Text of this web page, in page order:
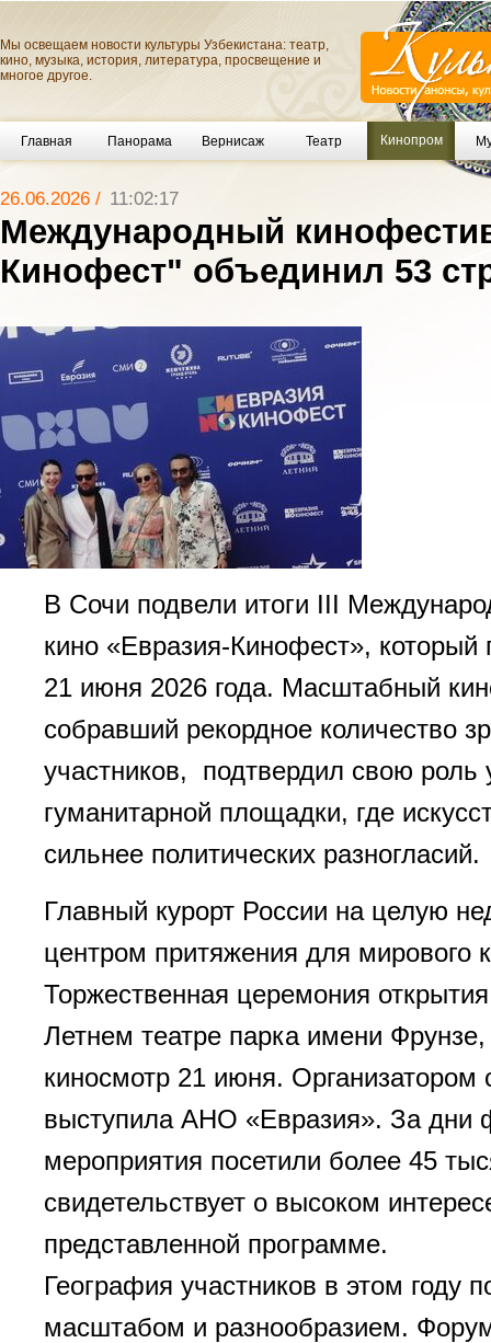
Мы освещаем новости культуры Узбекистана: театр,
кино, музыка, история, литература, просвещение и
многое другое.
Главная Панорама Вернисаж Театр Кинопром
26.06.2026 / 11:02:17
Международный
Кинофест" объединил 53
В Сочи подвели итоги III
кино «Евразия-Кинофест», который
21 июня 2026 года. Масштабный
собравший рекордное количество
участников, подтвердил свою роль
гуманитарной площадки, где
сильнее политических разногласий.
Главный курорт России на целую
центром притяжения для мирового
Торжественная церемония
Летнем театре парка имени
киносмотр 21 июня. Организатором
выступила АНО «Евразия». За дни
мероприятия посетили более 45
свидетельствует о высоком
представленной программе.
География участников в этом году
масштабом и разнообразием.